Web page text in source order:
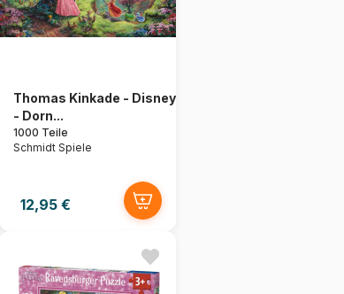
Thomas Kinkade - Disney
- Dorn...
1000 Teile
Schmidt Spiele
12,95 €